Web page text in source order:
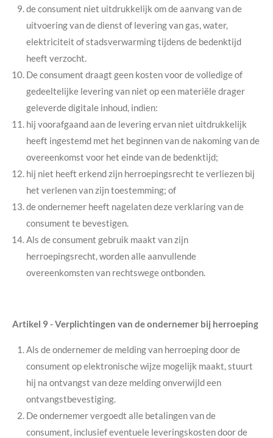
de consument niet uitdrukkelijk om de aanvang van de
uitvoering van de dienst of levering van gas, water,
elektriciteit of stadsverwarming tijdens de bedenktijd
heeft verzocht.
De consument draagt geen kosten voor de volledige of
gedeeltelijke levering van niet op een materiële drager
geleverde digitale inhoud, indien:
hij voorafgaand aan de levering ervan niet uitdrukkelijk
heeft ingestemd met het beginnen van de nakoming van de
overeenkomst voor het einde van de bedenktijd;
hij niet heeft erkend zijn herroepingsrecht te verliezen bij
het verlenen van zijn toestemming; of
de ondernemer heeft nagelaten deze verklaring van de
consument te bevestigen.
Als de consument gebruik maakt van zijn
herroepingsrecht, worden alle aanvullende
overeenkomsten van rechtswege ontbonden.
Artikel 9 - Verplichtingen van de ondernemer bij herroeping
Als de ondernemer de melding van herroeping door de
consument op elektronische wijze mogelijk maakt, stuurt
hij na ontvangst van deze melding onverwijld een
ontvangstbevestiging.
De ondernemer vergoedt alle betalingen van de
consument, inclusief eventuele leveringskosten door de